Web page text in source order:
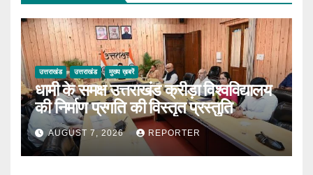
उत्तराखंड उत्तराखंड मुख्य ख़बरें
धामी के समक्ष उत्तराखंड क्रीड़ा विश्वविद्यालय
की निर्माण प्रगति की विस्तृत प्रस्तुति
AUGUST 7, 2026 REPORTER